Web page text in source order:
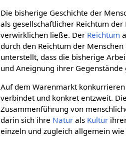
Die bisherige Geschichte der
als gesellschaftlicher Reichtum
verwirklichen ließe. Der Reichtum
durch den Reichtum der
unterstellt, dass die bisherige
und Aneignung ihrer
Auf dem Warenmarkt
verbindet und konkret entzweit.
Zusammenführung von
darin sich ihre Natur als Kultur
einzeln und zugleich allgemein